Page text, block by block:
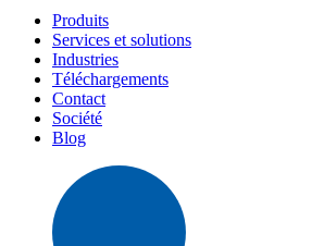
Produits
Services et solutions
Industries
Téléchargements
Contact
Société
Blog